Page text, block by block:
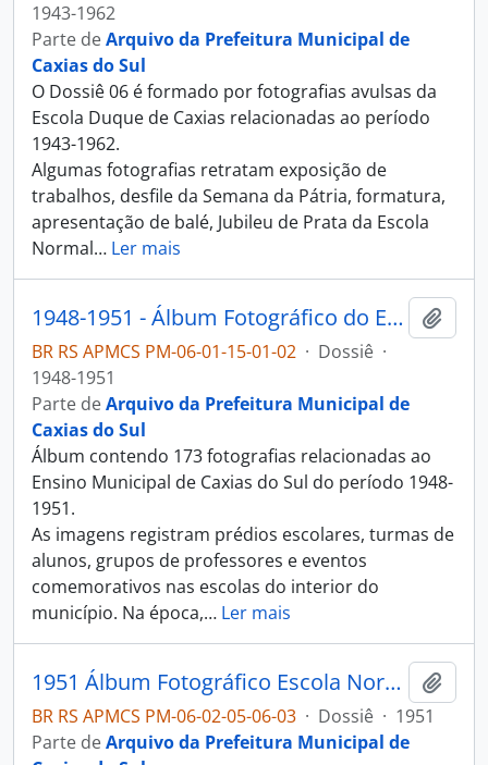
1943-1962
Parte deArquivo da Prefeitura Municipal de
Caxias do Sul
O Dossiê 06 é formado por fotografias avulsas da
Escola Duque de Caxias relacionadas ao período
1943-1962.
Algumas fotografias retratam exposição de
trabalhos, desfile da Semana da Pátria, formatura,
apresentação de balé, Jubileu de Prata da Escola
Normal… Ler mais
1948-1951 - Álbum Fotográfico do Ensino Municipal de Caxias do Sul
BR RS APMCS PM-06-01-15-01-02 · Dossiê ·
1948-1951
Parte deArquivo da Prefeitura Municipal de
Caxias do Sul
Álbum contendo 173 fotografias relacionadas ao
Ensino Municipal de Caxias do Sul do período 1948-
1951.
As imagens registram prédios escolares, turmas de
alunos, grupos de professores e eventos
comemorativos nas escolas do interior do
município. Na época,… Ler mais
1951 Álbum Fotográfico Escola Normal Duque de Caxias
BR RS APMCS PM-06-02-05-06-03 · Dossiê · 1951
Parte deArquivo da Prefeitura Municipal de